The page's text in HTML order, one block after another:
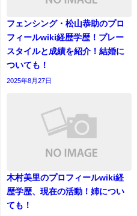
フェンシング・松山恭助のプロ
フィールwiki経歴学歴！プレー
スタイルと成績を紹介！結婚に
ついても！
2025年8月27日
木村美里のプロフィールwiki経
歴学歴、現在の活動！姉につい
ても！